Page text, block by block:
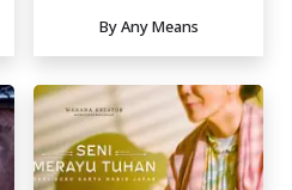
By Any Means